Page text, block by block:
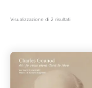
Clarinetto basso
Composizioni originali
Natale
Visualizzazione di 2 risultatiOrdina
in